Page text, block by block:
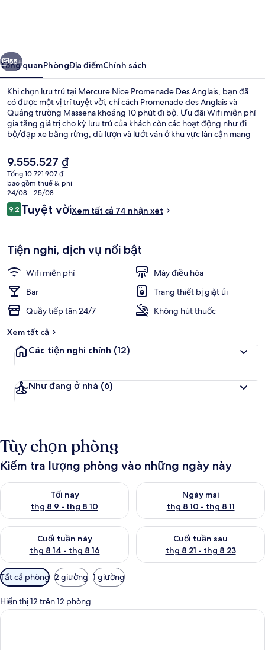
Anglais
Tiếp
55+
Tổng quanPhòngĐịa điểmChính sách
Khi chọn lưu trú tại Mercure Nice Promenade Des Anglais, bạn đã
có được một vị trí tuyệt vời, chỉ cách Promenade des Anglais và
Quảng trường Massena khoảng 10 phút đi bộ. Ưu đãi Wifi miễn phí
gia tăng giá trị cho kỳ lưu trú của khách còn các hoạt động như đi
bộ/đạp xe băng rừng, dù lượn và lướt ván ở khu vực lân cận mang
Trung tâm mua sắm Nice Étoile chỉ cách nơi đây 10 phút đi bộ. Du
khách đánh giá cao nhân viên nhiệt tình và địa điểm. Dịch vụ giao
thông công cộng chỉ cách một quãng đi bộ ngắn: cách Ga Massena
Tramway 7 phút và Bến xe điện Opera - Vieille Ville 10 phút.
Giá
hiện
tại
là
9.555.527 ₫
9.555.527 ₫
Tổng 10.721.907 ₫
bao gồm thuế & phí
24/08 - 25/08
Nhận
xét
9,29,2 trên 10,
Tuyệt vờiXem tất cả 74 nhận xét
Tiện nghi, dịch vụ nổi bật
Wifi miễn phí
Máy điều hòa
Bar
Trang thiết bị giặt ủi
Quầy tiếp tân 24/7
Không hút thuốc
Xem tất cả
Các tiện nghi chính (12)
Như đang ở nhà (6)
Tùy chọn phòng
Kiểm tra lượng phòng vào những ngày này
Tối nay
thg 8 9 - thg 8 10
Kiểm tra lượng phòng tối nay từ thg 8 9 - thg 8 10
Ngày mai
thg 8 10 - thg 8 11
Kiểm tra lượng phòng ngày
Cuối tuần này
thg 8 14 - thg 8 16
Kiểm tra lượng phòng cuối tuần này từ thg 8 14 - thg 8 16
Cuối tuần sau
thg 8 21 - thg 8 23
Kiểm tra lượng phòng cuối
Bộ
lọc
có
thể
Tất cả phòng 2 giường 1 giường
Hiển thị 12 trên 12 phòng